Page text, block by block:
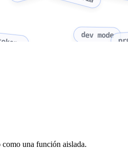
dev mode
como una función aislada.